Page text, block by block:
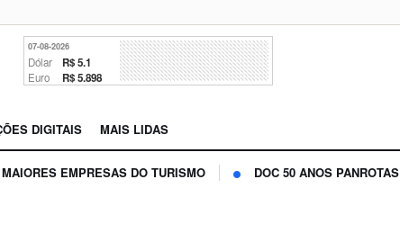
07-08-2026
Dólar R$ 5.1
Euro R$ 5.898
DIGITAIS MAIS LIDAS
MAIORES EMPRESAS DO TURISMO DOC 50 ANOS PANROTAS